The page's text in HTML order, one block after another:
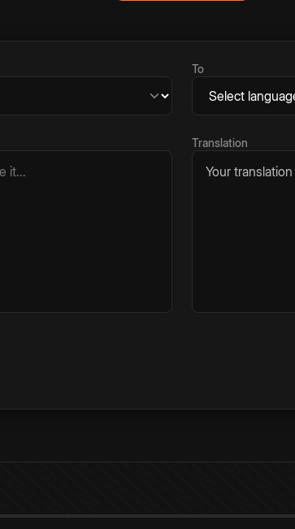
To
Translation
Your